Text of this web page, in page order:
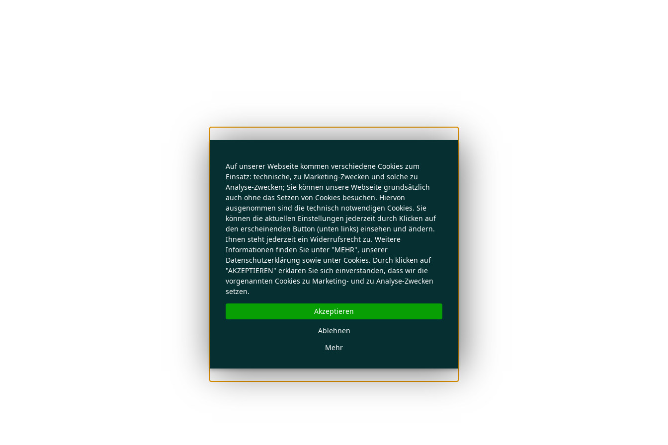
Auf unserer Webseite kommen verschiedene Cookies zum
Einsatz: technische, zu Marketing-Zwecken und solche zu
Analyse-Zwecken; Sie können unsere Webseite grundsätzlich
auch ohne das Setzen von Cookies besuchen. Hiervon
ausgenommen sind die technisch notwendigen Cookies. Sie
können die aktuellen Einstellungen jederzeit durch Klicken auf
den erscheinenden Button (unten links) einsehen und ändern.
Ihnen steht jederzeit ein Widerrufsrecht zu. Weitere
Informationen finden Sie unter "MEHR", unserer
Datenschutzerklärung sowie unter Cookies. Durch klicken auf
"AKZEPTIEREN" erklären Sie sich einverstanden, dass wir die
vorgenannten Cookies zu Marketing- und zu Analyse-Zwecken
setzen.
Mehr
Ablehnen
Akzeptieren